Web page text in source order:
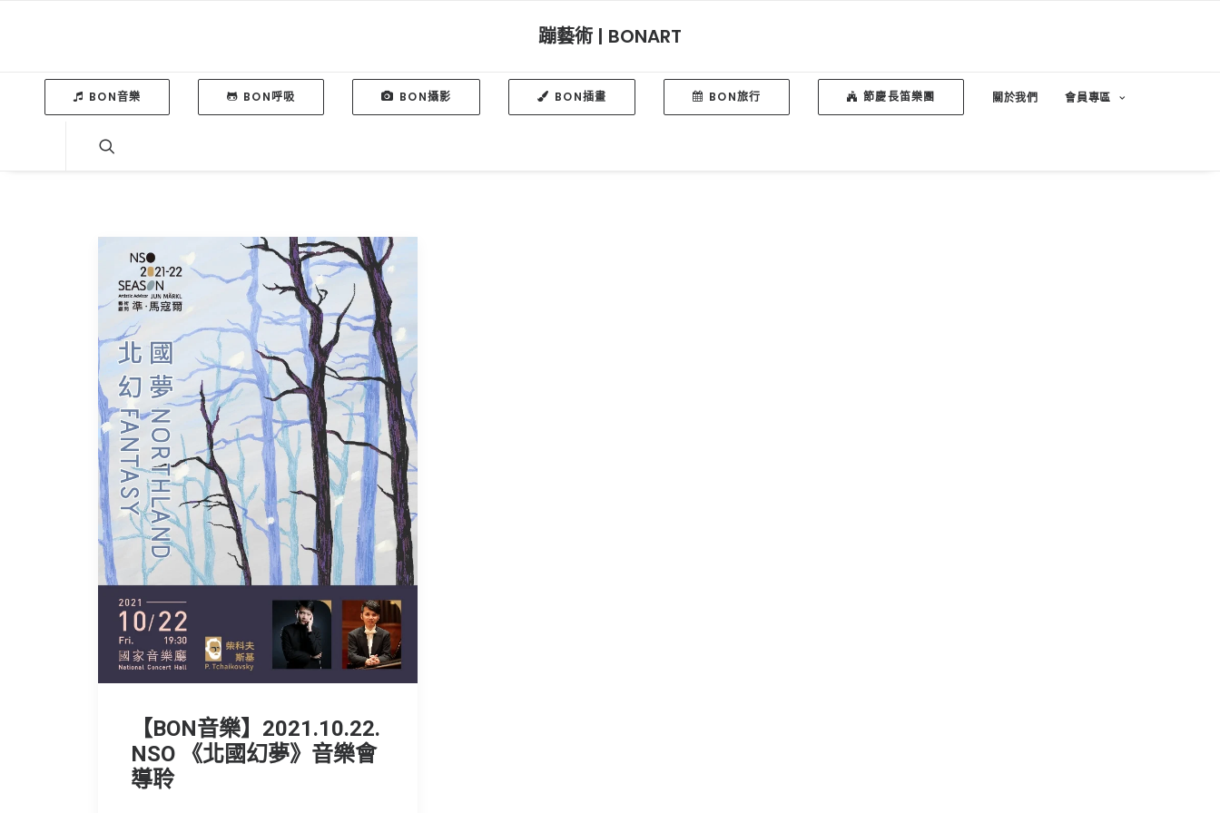
蹦藝術 | BONART
BON音樂 BON呼吸 BON攝影 BON插畫 BON旅行 節慶長笛樂團 關於我們 會員專區
【BON音樂】2021.10.22.
NSO 《北國幻夢》音樂會
導聆